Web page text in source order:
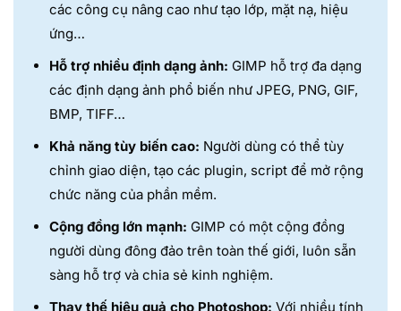
các công cụ nâng cao như tạo lớp, mặt nạ, hiệu
ứng…
Hỗ trợ nhiều định dạng ảnh: GIMP hỗ trợ đa dạng
các định dạng ảnh phổ biến như JPEG, PNG, GIF,
BMP, TIFF…
Khả năng tùy biến cao: Người dùng có thể tùy
chỉnh giao diện, tạo các plugin, script để mở rộng
chức năng của phần mềm.
Cộng đồng lớn mạnh: GIMP có một cộng đồng
người dùng đông đảo trên toàn thế giới, luôn sẵn
sàng hỗ trợ và chia sẻ kinh nghiệm.
Thay thế hiệu quả cho Photoshop: Với nhiều tính